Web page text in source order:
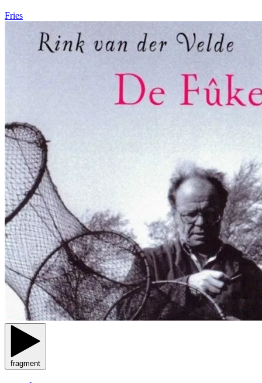
Fries
fragment